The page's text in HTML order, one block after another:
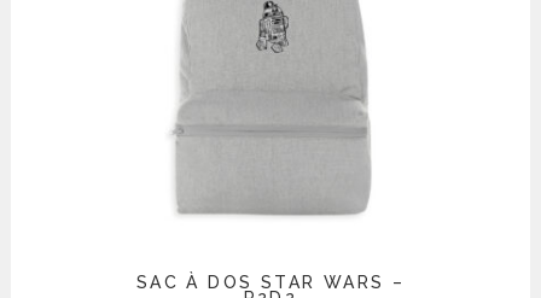
SAC À DOS STAR WARS –